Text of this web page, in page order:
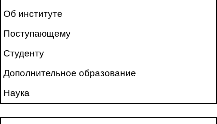
Об институте
Поступающему
Студенту
Дополнительное образование
Наука